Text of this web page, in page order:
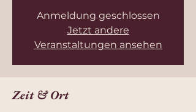
Anmeldung geschlossen
Jetzt andere
Veranstaltungen ansehen
Zeit & Ort